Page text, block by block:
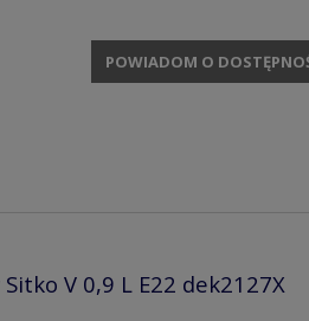
POWIADOM O
V 0,9 L E22 dek2127X